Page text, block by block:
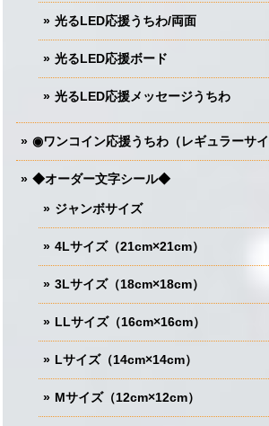
光るLED応援うちわ/両面
光るLED応援ボード
光るLED応援メッセージうちわ
◉ワンコイン応援うちわ（レギュラーサ
◆オーダー文字シール◆
ジャンボサイズ
4Lサイズ（21cm×21cm）
3Lサイズ（18cm×18cm）
LLサイズ（16cm×16cm）
Lサイズ（14cm×14cm）
Mサイズ（12cm×12cm）